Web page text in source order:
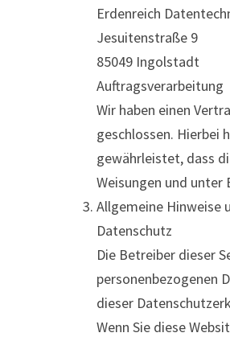
Erdenreich
Jesuitenstraße 9
85049 Ingolstadt
Auftragsverarbeitung
Wir haben einen
geschlossen. Hierbei
gewährleistet, dass
Weisungen und unter
Allgemeine
Datenschutz
Die Betreiber dieser
personenbezogenen
dieser
Wenn Sie diese